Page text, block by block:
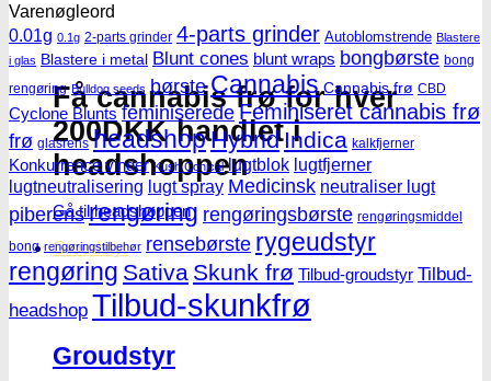
Få cannabis frø for hver
200DKK handlet i
headshoppen
Gå til headshoppen
Groudstyr
Groudstyr
Varenøgleord
0.01g 0.1g 2-parts grinder 4-parts grinder Autoblomstrende Blastere
i glas Blastere i metal Blunt cones blunt wraps bongbørste bong
rengøring Bulldog seeds børste Cannabis Cannabis frø CBD
Cyclone Blunts feminiserede Feminiseret cannabis frø
frø glasrens headshopHybrid Indica kalkfjerner
Konkurrence vinder Kush Conical lugtblok lugtfjerner
lugtneutralisering lugt spray Medicinsk neutraliser lugt
piberens rengøring rengøringsbørste rengøringsmiddel
bong rengøringstilbehør rensebørste rygeudstyr
rengøring Sativa Skunk frø Tilbud-groudstyr Tilbud-
headshop Tilbud-skunkfrø